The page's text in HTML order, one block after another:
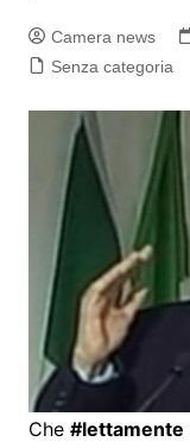
Camera news
Senza categoria
Che #lettamente